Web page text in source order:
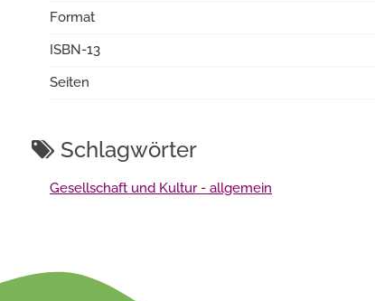
Format
ISBN-13
Seiten
Schlagwörter
Gesellschaft und Kultur - allgemein